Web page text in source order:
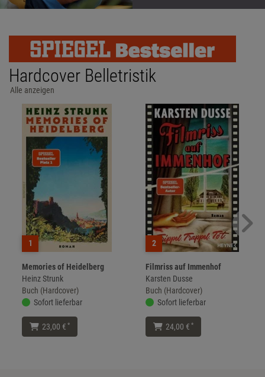
Hardcover Belletristik
Alle anzeigen
1
Memories of Heidelberg
Heinz Strunk
Buch (Hardcover)
Sofort lieferbar
23,00 € *
2
Filmriss auf Immenhof
Karsten Dusse
Buch (Hardcover)
Sofort lieferbar
24,00 € *